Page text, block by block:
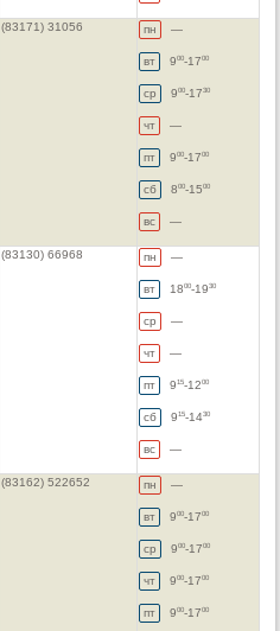
(83171) 31056 пн —
вт 900 -1700
ср 900 -1730
чт —
пт 900 -1700
сб 800 -1500
вс —
(83130) 66968 пн —
вт 1800 -1930
ср —
чт —
пт 915-1200
сб 915-1430
вс —
(83162) 522652 пн —
вт 900 -1700
ср 900 -1700
чт 900 -1700
пт 900 -1700